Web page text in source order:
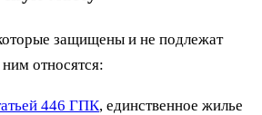
защищены и не подлежат
относятся:
446 ГПК, единственное жилье